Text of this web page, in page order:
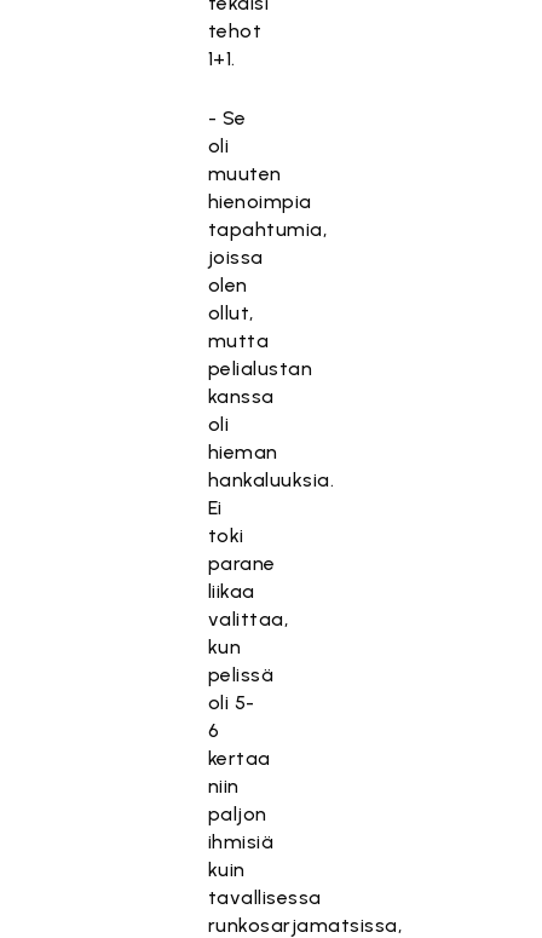
tehot
1+1.
- Se
oli
muuten
hienoimpia
tapahtumia,
joissa
olen
ollut,
mutta
pelialustan
kanssa
oli
hieman
hankaluuksia.
Ei
toki
parane
liikaa
valittaa,
kun
pelissä
oli 5-
6
kertaa
niin
paljon
ihmisiä
kuin
tavallisessa
runkosarjamatsissa,